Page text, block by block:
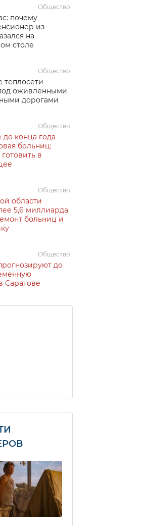
Общество
почему
из
на
столе
Общество
теплосети
оживлёнными
дорогами
Общество
до конца года
больниц:
в
Общество
области
5,6 миллиарда
больниц и
Общество
до
Саратове